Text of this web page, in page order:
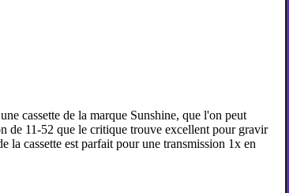
cassette de la marque Sunshine, que l'on peut
de 11-52 que le critique trouve excellent pour gravir
la cassette est parfait pour une transmission 1x en